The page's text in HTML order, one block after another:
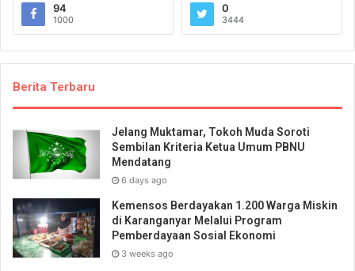
94
1000
0
3444
Berita Terbaru
Jelang Muktamar, Tokoh Muda Soroti
Sembilan Kriteria Ketua Umum PBNU
Mendatang
6 days ago
Kemensos Berdayakan 1.200 Warga Miskin
di Karanganyar Melalui Program
Pemberdayaan Sosial Ekonomi
3 weeks ago